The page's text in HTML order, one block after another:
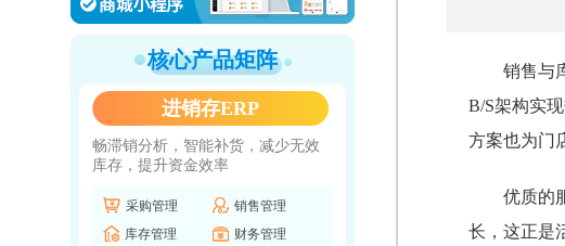
核心产品矩阵
进销存ERP
畅滞销分析，智能补货，减少无效
库存，提升资金效率
采购管理
销售管理
库存管理
财务管理
销售与
B/S架构实
方案也为门
优质的
长，这正是